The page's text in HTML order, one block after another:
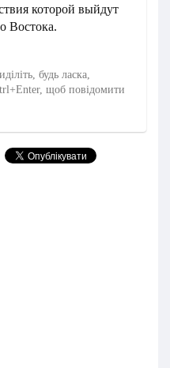
которой выйдут
Востока.
будь ласка,
щоб повідомити